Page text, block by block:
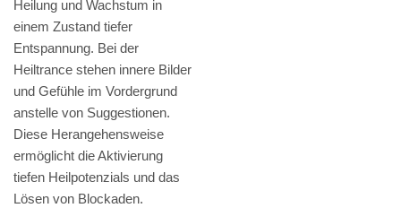
Heilung und Wachstum in
einem Zustand tiefer
Entspannung. Bei der
Heiltrance stehen innere Bilder
und Gefühle im Vordergrund
anstelle von Suggestionen.
Diese Herangehensweise
ermöglicht die Aktivierung
tiefen Heilpotenzials und das
Lösen von Blockaden.